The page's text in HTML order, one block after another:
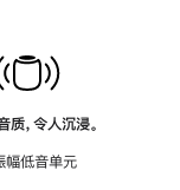
质，令人沉浸。
幅低音单元